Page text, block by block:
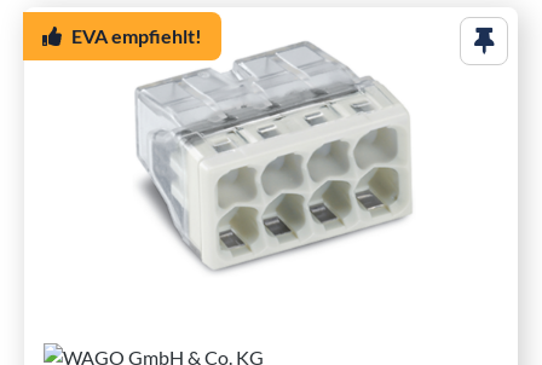
EVA empfiehlt!